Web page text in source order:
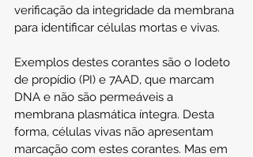
verificação da integridade da membrana
para identificar células mortas e vivas.
Exemplos destes corantes são o Iodeto
de propídio (PI) e 7AAD, que marcam
DNA e não são permeáveis a
membrana plasmática íntegra. Desta
forma, células vivas não apresentam
marcação com estes corantes. Mas em